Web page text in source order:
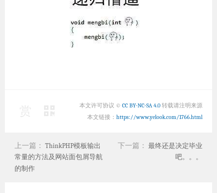
本文许可协议 © CC BY-NC-SA 4.0 转载请注明来源
本文链接： https://www.yelook.com/1766.html
上一篇： ThinkPHP模板输出
常量的方法及网站面包屑导航
的制作
下一篇： 最终还是决定毕业
吧。。。